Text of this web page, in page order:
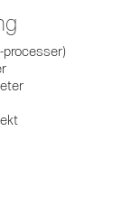
processer)